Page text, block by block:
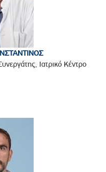
Ιατρικό Κέντρο